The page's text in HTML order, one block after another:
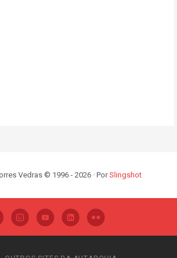
Vedras © 1996 - 2026 · PorSlingshot